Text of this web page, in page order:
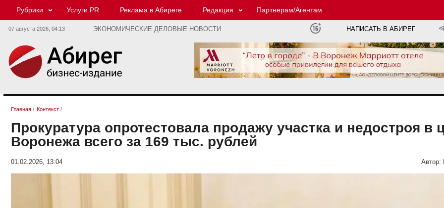
Рубрики Услуги PR Реклама в Абиреге Редакция Партнерам/Агентам
07 августа 2026, 04:13 ЭКОНОМИЧЕСКИЕ ДЕЛОВЫЕ НОВОСТИ НАПИСАТЬ В АБИРЕГ
Главная / Контекст /
Прокуратура опротестовала продажу участка и недостроя в
Воронежа всего за 169 тыс. рублей
01.02.2026, 13:04 Автор: